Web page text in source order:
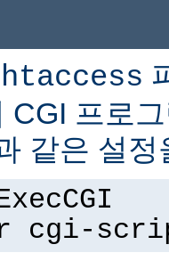
CGI 프로
같은 설정
cgi-